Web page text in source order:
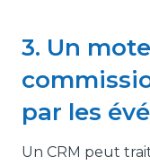
3. Un
par les
Un CRM peut